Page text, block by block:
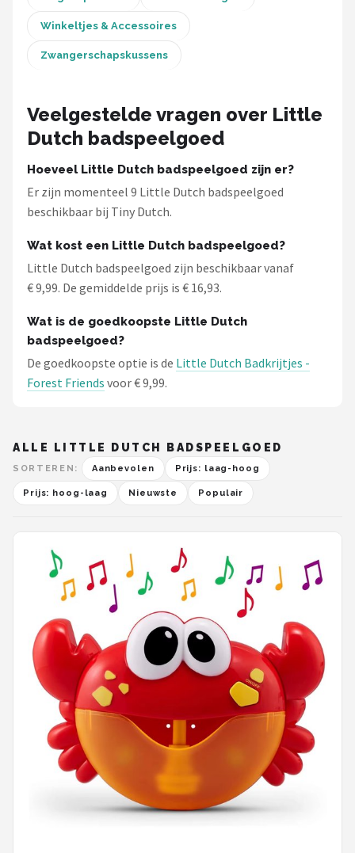
Winkeltjes & Accessoires
Zwangerschapskussens
Veelgestelde vragen over Little
Dutch badspeelgoed
Hoeveel Little Dutch badspeelgoed zijn er?
Er zijn momenteel 9 Little Dutch badspeelgoed
beschikbaar bij Tiny Dutch.
Wat kost een Little Dutch badspeelgoed?
Little Dutch badspeelgoed zijn beschikbaar vanaf
€ 9,99. De gemiddelde prijs is € 16,93.
Wat is de goedkoopste Little Dutch
badspeelgoed?
De goedkoopste optie is de Little Dutch Badkrijtjes -
Forest Friends voor € 9,99.
ALLE LITTLE DUTCH BADSPEELGOED
SORTEREN: Aanbevolen Prijs: laag-hoog
Prijs: hoog-laag Nieuwste Populair